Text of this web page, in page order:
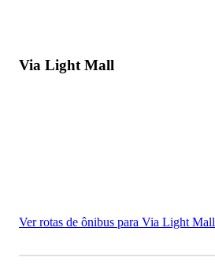
Via Light Mall
Ver rotas de ônibus para Via Light Mall